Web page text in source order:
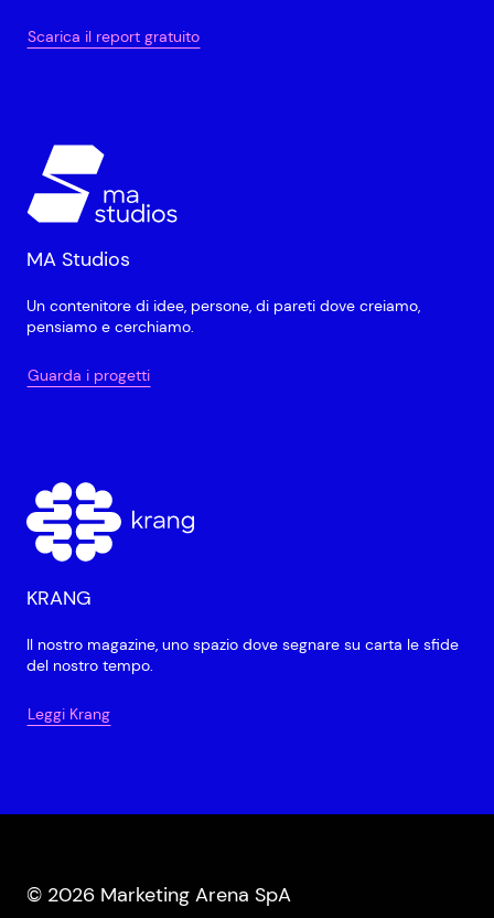
Scarica il report gratuito
MA Studios
Un contenitore di idee, persone, di pareti dove creiamo,
pensiamo e cerchiamo.
Guarda i progetti
KRANG
Il nostro magazine, uno spazio dove segnare su carta le sfide
del nostro tempo.
Leggi Krang
© 2026 Marketing Arena SpA